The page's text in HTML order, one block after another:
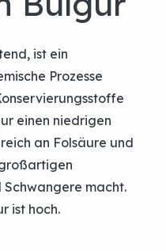
ist ein
Prozesse
einen niedrigen
an Folsäure und
macht.
ist hoch.